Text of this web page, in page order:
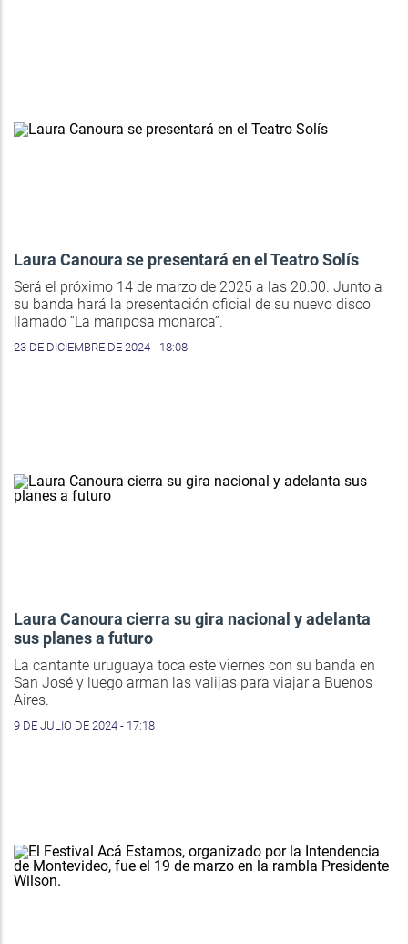
Laura Canoura se presentará en el Teatro Solís
Será el próximo 14 de marzo de 2025 a las 20:00. Junto a
su banda hará la presentación oficial de su nuevo disco
llamado “La mariposa monarca”.
23 DE DICIEMBRE DE 2024 - 18:08
Laura Canoura cierra su gira nacional y adelanta
sus planes a futuro
La cantante uruguaya toca este viernes con su banda en
San José y luego arman las valijas para viajar a Buenos
Aires.
9 DE JULIO DE 2024 - 17:18